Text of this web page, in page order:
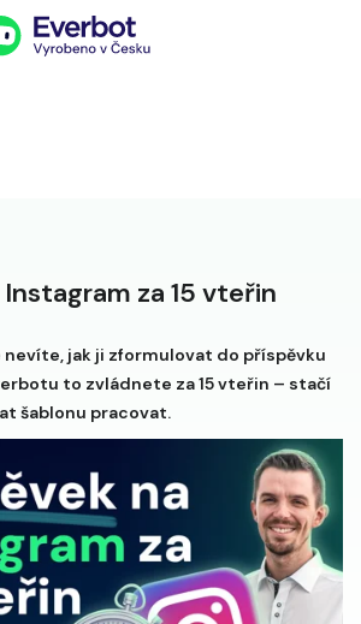
za 15 vteřin
nevíte, jak ji zformulovat do příspěvku
to zvládnete za 15 vteřin – stačí
šablonu pracovat.